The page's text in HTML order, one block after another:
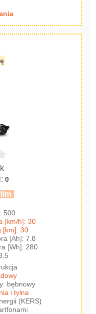
0
500
[km/h]: 30
[km]: 30
[Ah]: 7.8
[Wh]: 280
bębnowy
i tylna
(KERS)